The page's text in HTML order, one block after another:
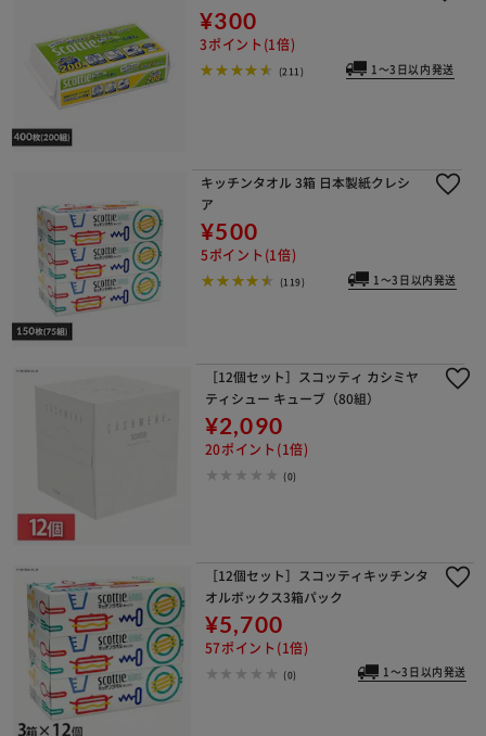
¥300
3ポイント(1倍)
(211) 1～3日以内発送
キッチンタオル 3箱 日本製紙クレシ
ア
¥500
5ポイント(1倍)
(119) 1～3日以内発送
［12個セット］スコッティ カシミヤ
ティシュー キューブ（80組）
¥2,090
20ポイント(1倍)
(0)
［12個セット］スコッティキッチンタ
オルボックス3箱パック
¥5,700
57ポイント(1倍)
(0) 1～3日以内発送